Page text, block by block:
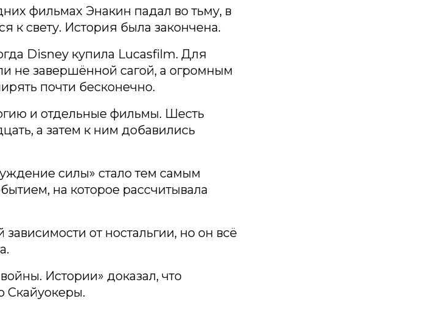
фильмах Энакин падал во тьму, в
к свету. История была закончена.
Disney купила Lucasfilm. Для
не завершённой сагой, а огромным
почти бесконечно.
и отдельные фильмы. Шесть
а затем к ним добавились
силы» стало тем самым
на которое рассчитывала
от ностальгии, но он всё
Истории» доказал, что
Скайуокеры.